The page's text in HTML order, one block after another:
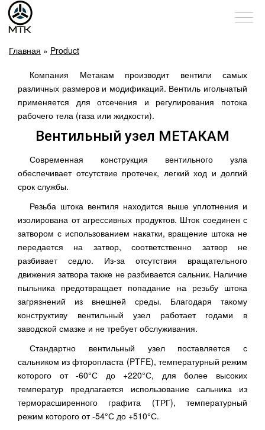
Главная » Product
Компания Метакам производит вентили самых
различных размеров и модификаций. Вентиль игольчатый
применяется для отсечения и регулирования потока
рабочего тела (газа или жидкости).
Вентильный узел МЕТАКАМ
Современная конструкция вентильного узла
обеспечивает отсутствие протечек, легкий ход и долгий
срок службы.
Резьба штока вентиля находится выше уплотнения и
изолирована от агрессивных продуктов. Шток соединен с
затвором с использованием накатки, вращение штока не
передается на затвор, соответственно затвор не
разбивает седло. Из-за отсутствия вращательного
движения затвора также не разбивается сальник. Наличие
пыльника предотвращает попадание на резьбу штока
загрязнений из внешней среды. Благодаря такому
конструктиву вентильный узел работает годами в
заводской смазке и не требует обслуживания.
Стандартно вентильный узел поставляется с
сальником из фторопласта (PTFE), температурный режим
которого от -60°С до +220°С, для более высоких
температур предлагается использование сальника из
терморасширенного графита (ТРГ), температурный
режим которого от -54°С до +510°С.